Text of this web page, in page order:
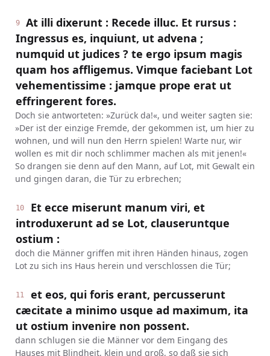
9
At illi dixerunt : Recede illuc. Et rursus :
Ingressus es, inquiunt, ut advena ;
numquid ut judices ? te ergo ipsum magis
quam hos affligemus. Vimque faciebant Lot
vehementissime : jamque prope erat ut
effringerent fores.
Doch sie antworteten: »Zurück da!«, und weiter sagten sie:
»Der ist der einzige Fremde, der gekommen ist, um hier zu
wohnen, und will nun den Herrn spielen! Warte nur, wir
wollen es mit dir noch schlimmer machen als mit jenen!«
So drangen sie denn auf den Mann, auf Lot, mit Gewalt ein
und gingen daran, die Tür zu erbrechen;
10
Et ecce miserunt manum viri, et
introduxerunt ad se Lot, clauseruntque
ostium :
doch die Männer griffen mit ihren Händen hinaus, zogen
Lot zu sich ins Haus herein und verschlossen die Tür;
11
et eos, qui foris erant, percusserunt
cæcitate a minimo usque ad maximum, ita
ut ostium invenire non possent.
dann schlugen sie die Männer vor dem Eingang des
Hauses mit Blindheit, klein und groß, so daß sie sich